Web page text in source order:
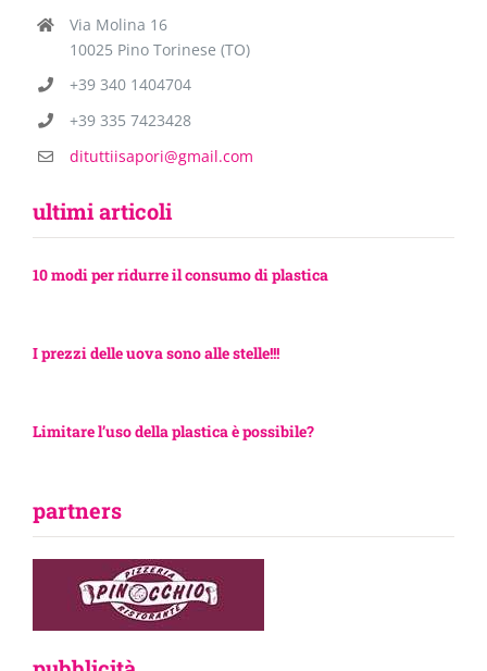
Via Molina 16
10025 Pino Torinese (TO)
+39 340 1404704
+39 335 7423428
dituttiisapori@gmail.com
ultimi articoli
10 modi per ridurre il consumo di plastica
I prezzi delle uova sono alle stelle!!!
Limitare l’uso della plastica è possibile?
partners